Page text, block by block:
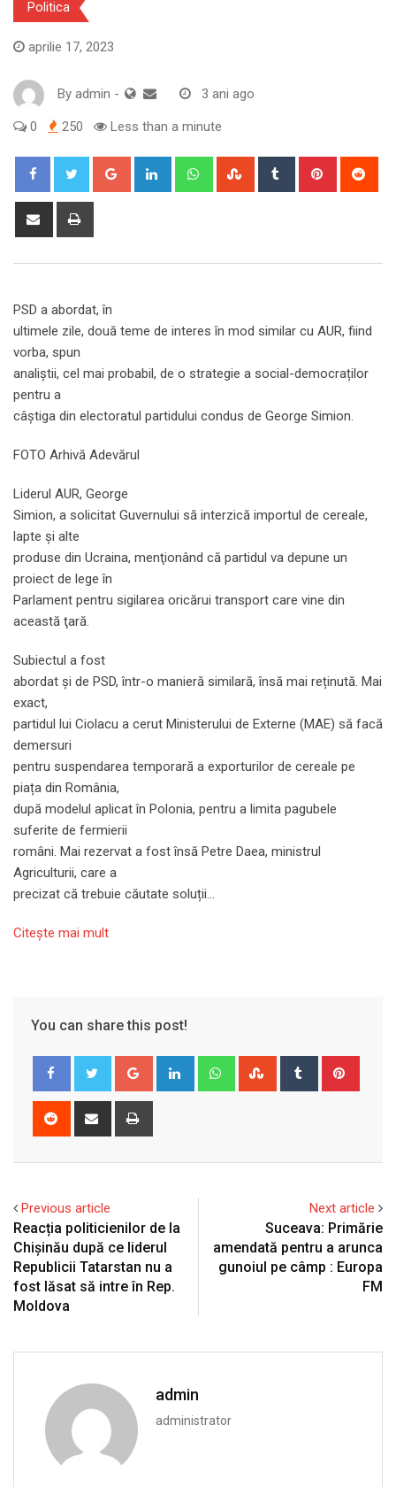
Politica
aprilie 17, 2023
By admin - 3 ani ago
0 250 Less than a minute
Google+ LinkedIn WhatsappStumbleUpon
Tumblr Pinterest
Share
PSD a abordat, în
ultimele zile, două teme de interes în mod similar cu AUR, fiind
vorba, spun
analiștii, cel mai probabil, de o strategie a social-democraților
pentru a
câștiga din electoratul partidului condus de George Simion.
FOTO Arhivă Adevărul
Liderul AUR, George
Simion, a solicitat Guvernului să interzică importul de cereale,
lapte şi alte
produse din Ucraina, menţionând că partidul va depune un
proiect de lege în
Parlament pentru sigilarea oricărui transport care vine din
această ţară.
Subiectul a fost
abordat și de PSD, într-o manieră similară, însă mai reținută. Mai
exact,
partidul lui Ciolacu a cerut Ministerului de Externe (MAE) să facă
demersuri
pentru suspendarea temporară a exporturilor de cereale pe
piața din România,
după modelul aplicat în Polonia, pentru a limita pagubele
suferite de fermierii
români. Mai rezervat a fost însă Petre Daea, ministrul
Agriculturii, care a
precizat că trebuie căutate soluții…
Citeşte mai mult
You can share this post!
Google+ LinkedIn WhatsappStumbleUpon
Tumblr
Reddit
Share
Previous article
Reacția politicienilor de la
Chișinău după ce liderul
Republicii Tatarstan nu a
fost lăsat să intre în Rep.
Moldova
Next article
Suceava: Primărie
amendată pentru a arunca
gunoiul pe câmp : Europa
FM
admin
administrator